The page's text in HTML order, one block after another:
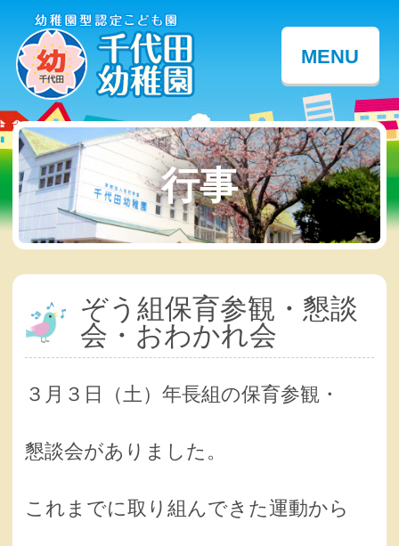
MENU
行事
ぞう組保育参観・懇談
会・おわかれ会
３月３日（土）年長組の保育参観・
懇談会がありました。
これまでに取り組んできた運動から